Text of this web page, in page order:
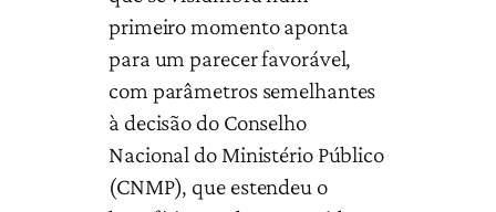
primeiro momento aponta
para um parecer favorável,
com parâmetros semelhantes
à decisão do Conselho
Nacional do Ministério Público
(CNMP), que estendeu o